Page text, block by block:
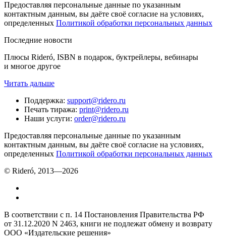
Предоставляя персональные данные по указанным
контактным данным, вы даёте своё согласие на условиях,
определенных Политикой обработки персональных данных
Последние новости
Плюсы Rideró, ISBN в подарок, буктрейлеры, вебинары
и многое другое
Читать дальше
Поддержка: support@ridero.ru
Печать тиража: print@ridero.ru
Наши услуги: order@ridero.ru
Предоставляя персональные данные по указанным
контактным данным, вы даёте своё согласие на условиях,
определенных Политикой обработки персональных данных
© Rideró, 2013—2026
В соответствии с п. 14 Постановления Правительства РФ
от 31.12.2020 N 2463, книги не подлежат обмену и возврату
ООО «Издательские решения»